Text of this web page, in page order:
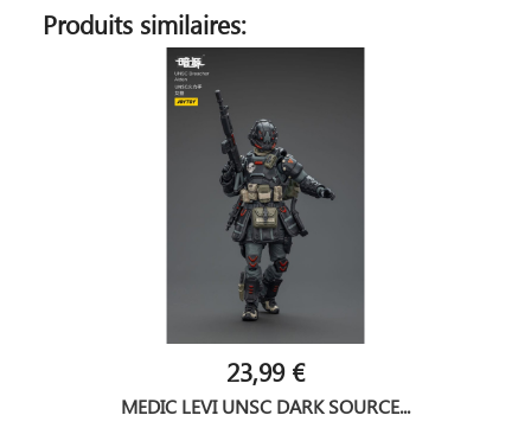
Produits similaires:
23,99 €
MEDIC LEVI UNSC DARK SOURCE...